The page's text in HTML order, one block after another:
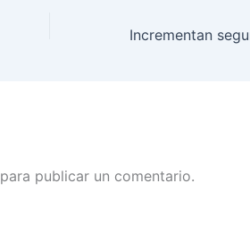
para publicar un comentario.